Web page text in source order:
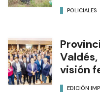
POLICIALES
visión
EDICIÓN